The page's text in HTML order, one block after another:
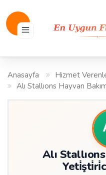
Anasayfa
Hizmet
Alı Stallıons Hayvan
Alı